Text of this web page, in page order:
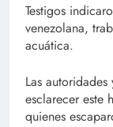
Testigos
venezolana,
acuática.
Las
esclarecer este
quienes